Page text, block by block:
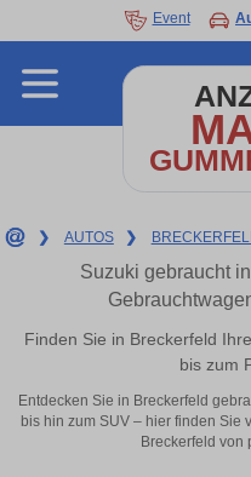
Event
❯ AUTOS ❯
Suzuki gebraucht
Finden Sie in Breckerfeld
bis zum
Entdecken Sie in Breckerfeld
bis hin zum SUV – hier finden Sie
Breckerfeld von